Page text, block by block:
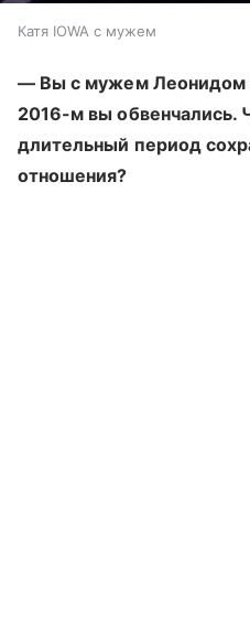
Катя IOWA с мужем
— Вы с мужем Леонидом
2016-м вы обвенчались.
длительный период
отношения?